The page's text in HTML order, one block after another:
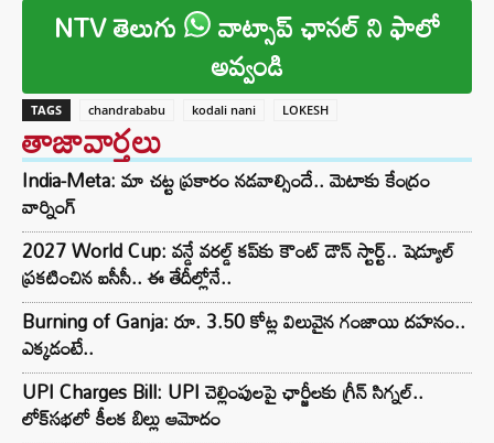
NTV తెలుగు వాట్సాప్ ఛానల్ ని ఫాలో
అవ్వండి
TAGS chandrababu kodali nani LOKESH
తాజావార్తలు
India-Meta: మా చట్ట ప్రకారం నడవాల్సిందే.. మెటాకు కేంద్రం
వార్నింగ్
2027 World Cup: వన్డే వరల్డ్ కప్‌కు కౌంట్ డౌన్ స్టార్ట్.. షెడ్యూల్
ప్రకటించిన ఐసీసీ.. ఈ తేదీల్లోనే..
Burning of Ganja: రూ. 3.50 కోట్ల విలువైన గంజాయి దహనం..
ఎక్కడంటే..
UPI Charges Bill: UPI చెల్లింపులపై ఛార్జీలకు గ్రీన్ సిగ్నల్..
లోక్‌సభలో కీలక బిల్లు ఆమోదం